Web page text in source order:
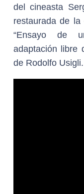
del cineasta
restaurada de
“Ensayo de
adaptación libre
de Rodolfo Usigli.